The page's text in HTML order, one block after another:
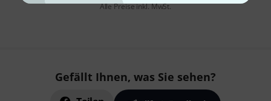
Alle Preise inkl. MwSt.
Gefällt Ihnen, was Sie sehen?